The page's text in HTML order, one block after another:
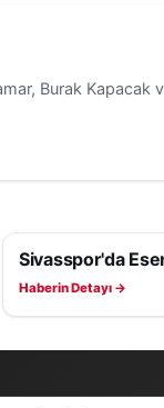
Burak Kapacak
SIVASSPOR HABERLERI
Sivasspor'da
Haberin Detayı →